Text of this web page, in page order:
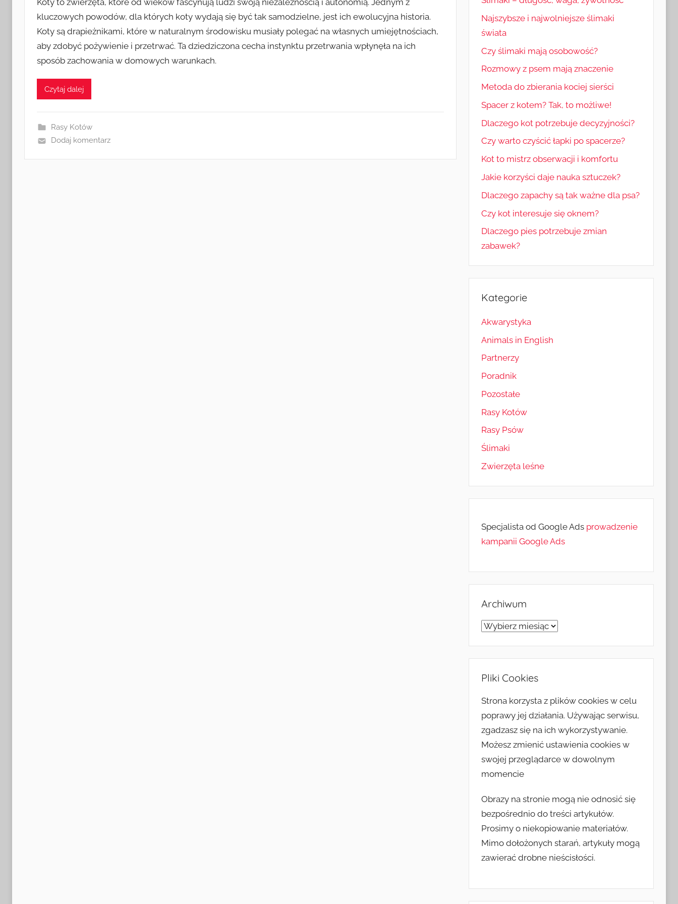
Koty to zwierzęta, które od wieków fascynują ludzi swoją niezależnością i autonomią. Jednym z
kluczowych powodów, dla których koty wydają się być tak samodzielne, jest ich ewolucyjna historia.
Koty są drapieżnikami, które w naturalnym środowisku musiały polegać na własnych umiejętnościach,
aby zdobyć pożywienie i przetrwać. Ta dziedziczona cecha instynktu przetrwania wpłynęła na ich
sposób zachowania w domowych warunkach.
Czytaj dalej
Rasy Kotów
Dodaj komentarz
Najszybsze i najwolniejsze ślimaki
świata
Czy ślimaki mają osobowość?
Rozmowy z psem mają znaczenie
Metoda do zbierania kociej sierści
Spacer z kotem? Tak, to możliwe!
Dlaczego kot potrzebuje decyzyjności?
Czy warto czyścić łapki po spacerze?
Kot to mistrz obserwacji i komfortu
Jakie korzyści daje nauka sztuczek?
Dlaczego zapachy są tak ważne dla psa?
Czy kot interesuje się oknem?
Dlaczego pies potrzebuje zmian
zabawek?
Kategorie
Akwarystyka
Animals in English
Partnerzy
Poradnik
Pozostałe
Rasy Kotów
Rasy Psów
Ślimaki
Zwierzęta leśne
Specjalista od Google Ads prowadzenie
kampanii Google Ads
Archiwum
Archiwum
Pliki Cookies
Strona korzysta z plików cookies w celu
poprawy jej działania. Używając serwisu,
zgadzasz się na ich wykorzystywanie.
Możesz zmienić ustawienia cookies w
swojej przeglądarce w dowolnym
momencie
Obrazy na stronie mogą nie odnosić się
bezpośrednio do treści artykułów.
Prosimy o niekopiowanie materiałów.
Mimo dołożonych starań, artykuły mogą
zawierać drobne nieścisłości.